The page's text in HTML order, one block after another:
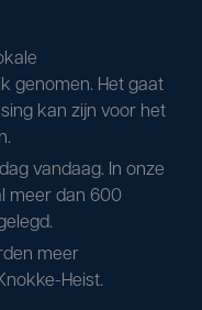
genomen. Het gaat
kan zijn voor het
vandaag. In onze
meer dan 600
meer
Heist.